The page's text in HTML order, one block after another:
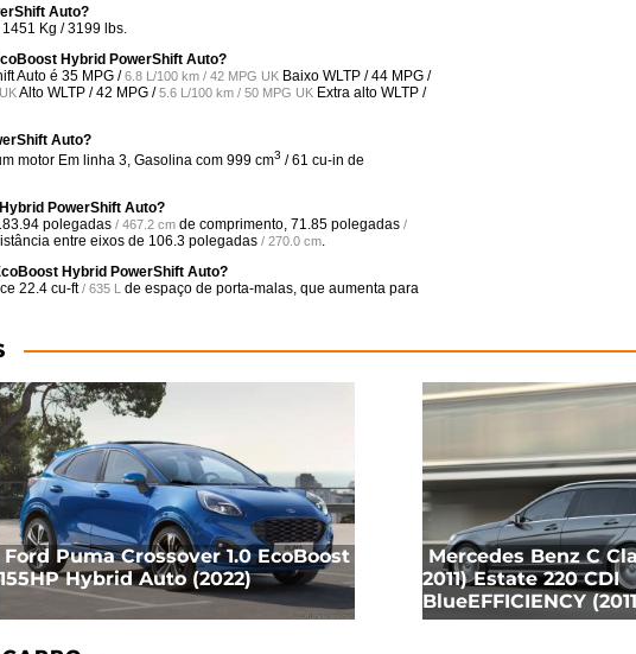
Auto?
Kg / 3199 lbs.
Hybrid PowerShift Auto?
Auto é 35 MPG /6.8 L/100 km / 42 MPG UK Baixo WLTP /44 MPG /
Alto WLTP /42 MPG /5.6 L/100 km / 50 MPG UK Extra alto WLTP /
Auto?
motor Em linha 3, Gasolina com 999 cm3 / 61 cu-in de
PowerShift Auto?
polegadas / 467.2 cm de comprimento, 71.85 polegadas /
entre eixos de 106.3 polegadas / 270.0 cm.
Hybrid PowerShift Auto?
22.4 cu-ft / 635 L de espaço de porta-malas, que aumenta para
Ford Puma Crossover 1.0 EcoBoost
155HP Hybrid Auto (2022)
Mercedes Benz C
2011) Estate 220 CDI
BlueEFFICIENCY